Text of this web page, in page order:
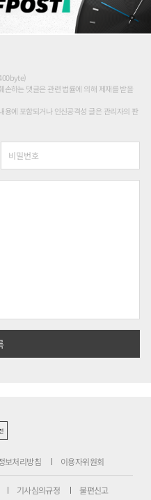
손하는 댓글은 관련 법률에 의해 제재를 받을
용에 포함되거나 인신공격성 글은 관리자의 판
보처리방침 이용자위원회
기사심의규정 불편신고